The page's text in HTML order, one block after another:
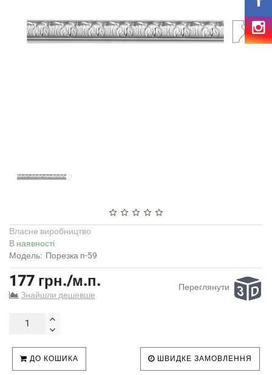
Власне виробництво
В наявності
Модель: Порезка п-59
177 грн./м.п.
Знайшли дешевше
Переглянути
ДО КОШИКА ШВИДКЕ ЗАМОВЛЕННЯ